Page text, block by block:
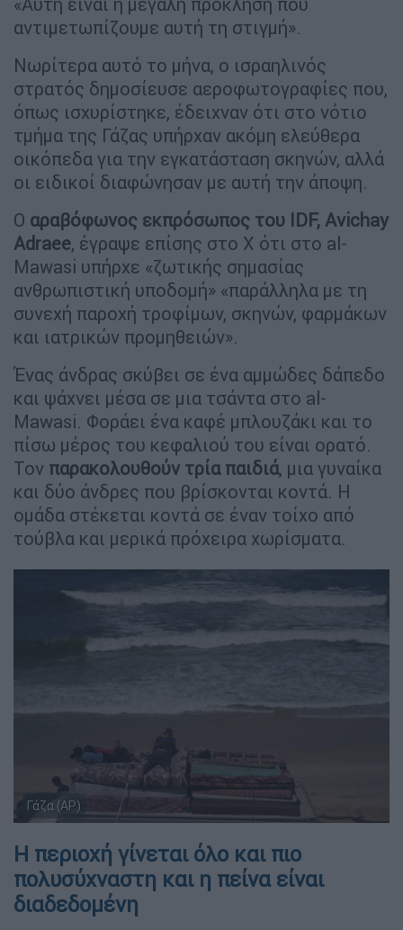
αντιμετωπίζουμε αυτή τη στιγμή».
Νωρίτερα αυτό το μήνα, ο ισραηλινός
στρατός δημοσίευσε αεροφωτογραφίες που,
όπως ισχυρίστηκε, έδειχναν ότι στο νότιο
τμήμα της Γάζας υπήρχαν ακόμη ελεύθερα
οικόπεδα για την εγκατάσταση σκηνών, αλλά
οι ειδικοί διαφώνησαν με αυτή την άποψη.
Ο αραβόφωνος εκπρόσωπος του IDF, Avichay
Adraee, έγραψε επίσης στο X ότι στο al-
Mawasi υπήρχε «ζωτικής σημασίας
ανθρωπιστική υποδομή» «παράλληλα με τη
συνεχή παροχή τροφίμων, σκηνών, φαρμάκων
και ιατρικών προμηθειών».
Ένας άνδρας σκύβει σε ένα αμμώδες δάπεδο
και ψάχνει μέσα σε μια τσάντα στο al-
Mawasi. Φοράει ένα καφέ μπλουζάκι και το
πίσω μέρος του κεφαλιού του είναι ορατό.
Τον παρακολουθούν τρία παιδιά, μια γυναίκα
και δύο άνδρες που βρίσκονται κοντά. Η
ομάδα στέκεται κοντά σε έναν τοίχο από
τούβλα και μερικά πρόχειρα χωρίσματα.
Γάζα (AP)
Η περιοχή γίνεται όλο και πιο
πολυσύχναστη και η πείνα είναι
διαδεδομένη